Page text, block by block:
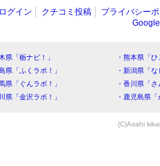
ログイン クチコミ投稿
プライバシー
県「栃ナビ！」
・熊本県「
県「ふくラボ！」
・新潟県「
県「ぐんラボ！」
・香川県「
県「金沢ラボ！」
・鹿児島県
(C)Asahi